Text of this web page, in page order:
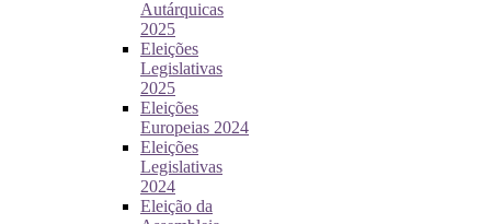
Autárquicas
2025
Eleições
Legislativas
2025
Eleições
Europeias 2024
Eleições
Legislativas
2024
Eleição da